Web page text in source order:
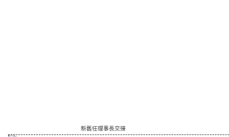
新舊任理事長交接